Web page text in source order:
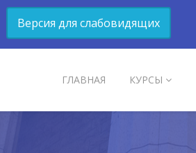
Версия для слабовидящих
ГЛАВНАЯ КУРСЫ